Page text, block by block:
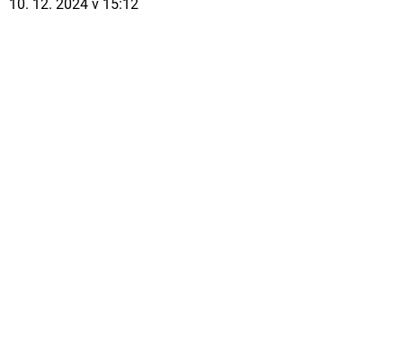
10. 12. 2024 v 15:12